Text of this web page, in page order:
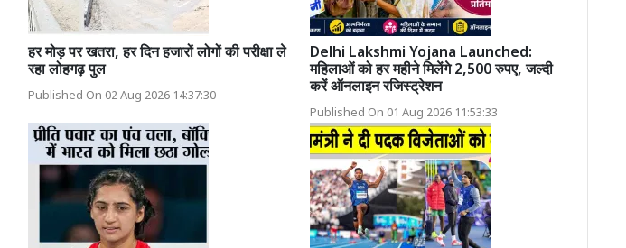
हर मोड़ पर खतरा, हर दिन हजारों लोगों की परीक्षा ले
रहा लोहगढ़ पुल
Published On 02 Aug 2026 14:37:30
Delhi Lakshmi Yojana Launched:
महिलाओं को हर महीने मिलेंगे 2,500 रुपए, जल्दी
करें ऑनलाइन रजिस्ट्रेशन
Published On 01 Aug 2026 11:53:33